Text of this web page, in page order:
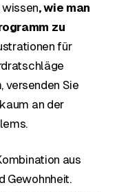
wissen, wie man
zu
für
versenden Sie
an der
aus
Gewohnheit.